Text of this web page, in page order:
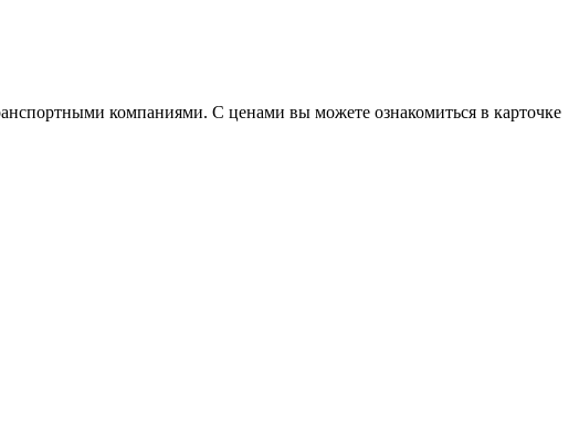
компаниями. С ценами вы можете ознакомиться в карточке